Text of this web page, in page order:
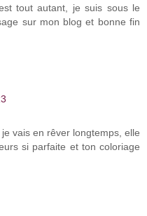
tout autant, je suis sous le
sur mon blog et bonne fin
vais en rêver longtemps, elle
si parfaite et ton coloriage